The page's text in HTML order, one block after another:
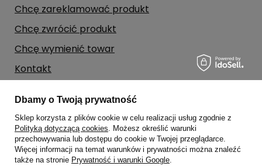
Chcę zareklamować produkt
Chcę zwrócić produkt
Chcę wymienić towar
Kontakt
Moje konto
Regulaminy
Dbamy o Twoją prywatność
Sklep korzysta z plików cookie w celu realizacji usług zgodnie z
Polityką dotyczącą cookies. Możesz określić warunki
przechowywania lub dostępu do cookie w Twojej przeglądarce.
Więcej informacji na temat warunków i prywatności można znaleźć
także na stronie Prywatność i warunki Google.